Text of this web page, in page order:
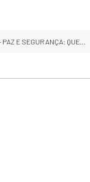
E SEGURANÇA: QUE...